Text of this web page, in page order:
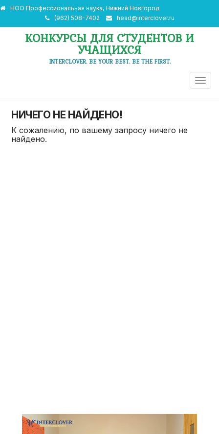
НОО Профессиональная наука, Нижний Новгород
(962) 508-7402
head@interclover.ru
КОНКУРСЫ ДЛЯ СТУДЕНТОВ И
УЧАЩИХСЯ
INTERCLOVER. BE YOUR BEST. BE THE FIRST.
НИЧЕГО НЕ НАЙДЕНО!
К сожалению, по вашему запросу ничего не
найдено.
Видеоплеер